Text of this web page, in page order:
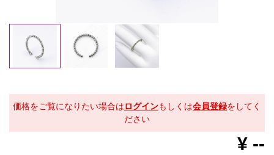
価格をご覧になりたい場合はログインもしくは会員登録をしてく
ださい
¥ --